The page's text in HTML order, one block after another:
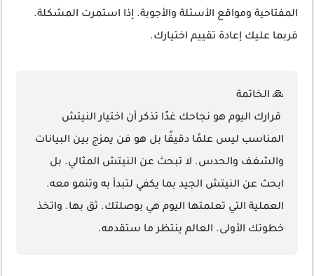
المفتاحية ومواقع الأسئلة والأجوبة. إذا استمرت المشكلة.
فربما عليك إعادة تقييم اختيارك.
🙏 الخاتمة
قرارك اليوم هو نجاحك غدًا تذكر أن اختيار النيتش
المناسب ليس علمًا دقيقًا بل هو فن يمزج بين البيانات
والشغف والحدس. لا تبحث عن النيتش المثالي. بل
ابحث عن النيتش الجيد بما يكفي لتبدأ به وتنمو معه.
العملية التي تعلمتها اليوم هي بوصلتك. ثق بها. واتخذ
خطوتك الأولى. العالم ينتظر ما ستقدمه.